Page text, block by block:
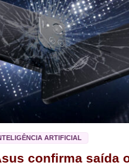
ARTIFICIAL
confirma saída